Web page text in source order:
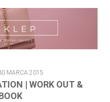
MARCA 2015
| WORK OUT &